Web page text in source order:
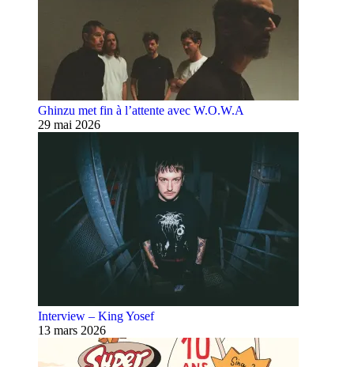
Ghinzu met fin à l’attente avec W.O.W.A
29 mai 2026
Interview – King Yosef
13 mars 2026